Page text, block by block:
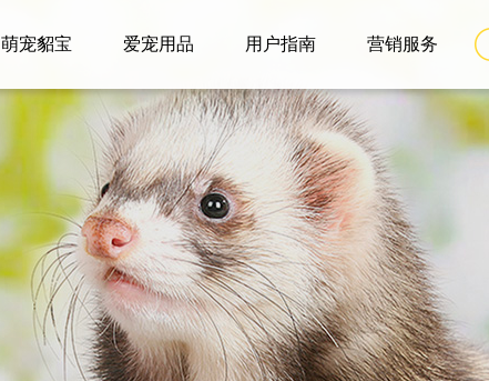
萌宠貂宝 爱宠用品 用户指南 营销服务